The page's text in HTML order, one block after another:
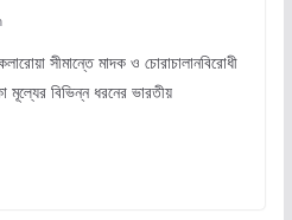
সীমান্তে মাদক ও চোরাচালানবিরোধী
মূল্যের বিভিন্ন ধরনের ভারতীয়